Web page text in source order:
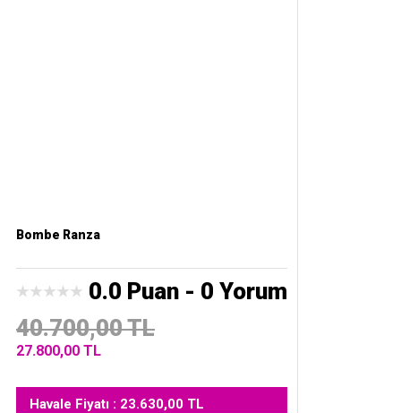
Bombe Ranza
0.0 Puan - 0 Yorum
40.700,00 TL
27.800,00 TL
Havale Fiyatı : 23.630,00 TL